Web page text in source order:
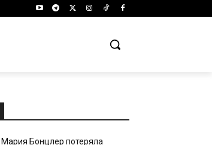
Мария Бонцлер потеряла